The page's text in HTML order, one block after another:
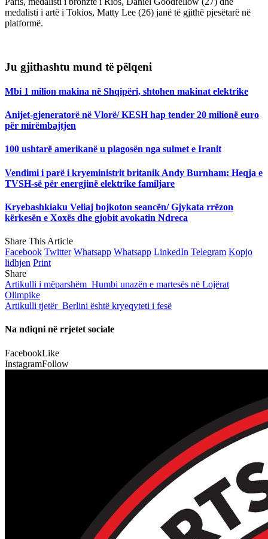
medalisti i artë i Tokios, Matty Lee (26) janë të gjithë pjesëtarë në
platformë.
Ju gjithashtu mund të pëlqeni
Mbi 1 milion makina në Shqipëri, shtohen makinat elektrike
Anijet-gjeneratorë në Vlorë/ KESH hap tender 20 milionë euro
për mirëmbajtjen
100 ushtarë amerikanë u plagosën nga sulmet e Iranit
Vendimi i parë i kryeministrit britanik Andy Burnham: Heqja e
TVSH-së për energjinë elektrike familjare
Kryebashkiaku Veliaj bojkoton seancën/ Gjykata rrëzon
kërkesën e Xoxës dhe gjobit avokatin Ndreca
Share This Article
Facebook Twitter Whatsapp Whatsapp LinkedIn Telegram Kopjo
lidhjen Print
Share
Artikulli i mëparshëm Humbi unazën e martesës në Lojërat
Olimpike
Artikulli tjetër Berlini është kryeqyteti i fesë
Na ndiqni në rrjetet sociale
FacebookLike
InstagramFollow